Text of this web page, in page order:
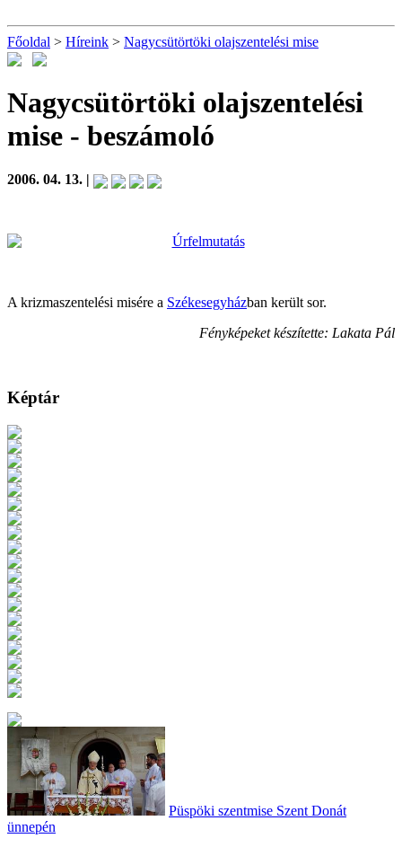
Főoldal > Híreink > Nagycsütörtöki olajszentelési mise
Nagycsütörtöki olajszentelési
mise - beszámoló
2006. 04. 13. |
A krizmaszentelési misére a Székesegyházban került sor.
Fényképeket készítette: Lakata Pál
Képtár
Püspöki szentmise Szent Donát
ünnepén